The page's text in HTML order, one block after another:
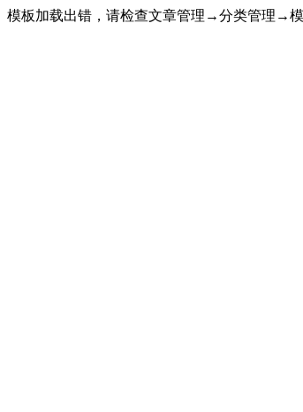
模板加载出错，请检查文章管理→分类管理→